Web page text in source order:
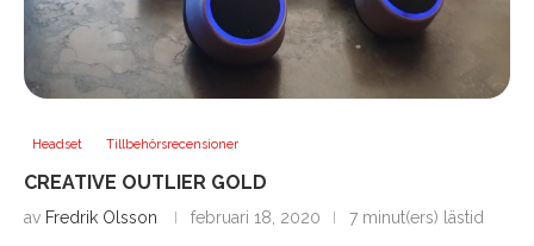
Headset Tillbehörsrecensioner
CREATIVE OUTLIER GOLD
av Fredrik Olsson februari 18, 2020 7 minut(ers) lästid